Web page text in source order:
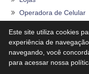
Operadora de Celular
Planos de Saúde
Programas do
Rações
Este site utiliza cookies
experiência de
navegando, você
para acessar nossa